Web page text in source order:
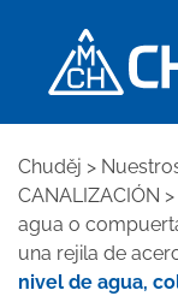
Chuděj >
CANALIZACIÓN >
agua o
una rejila de
nivel de agua,